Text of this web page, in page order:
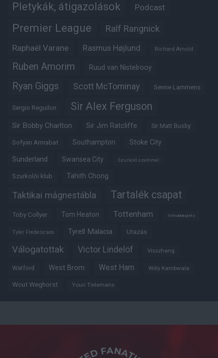
Pletykák, átigazolások Podcast
Premier League Ralf Rangnick
Raphaël Varane Rasmus Højlund Richard Arnold
Ruben Amorim Ruud van Nistelrooy
Ryan Giggs Scott McTominay Senne Lammens
Sergio Reguilon Sir Alex Ferguson
Sir Bobby Charlton Sir Jim Ratcliffe Sir Matt Busby
Sofyan Amrabat Southampton Stoke City
Sunderland Swansea City Szurkoló szemmel
Szurkolói klub Tahith Chong
Taktikai mágnestábla Tartalék csapat
Toby Collyer Tom Heaton Tottenham Trófeabibliográfia
Tyler Fredericson Tyrell Malacia Utazás
Válogatottak Victor Lindelöf Visszhang
Watford West Brom West Ham Willy Kambwala
Wout Weghorst Youri Tielemans